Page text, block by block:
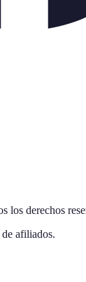
los derechos
afiliados.